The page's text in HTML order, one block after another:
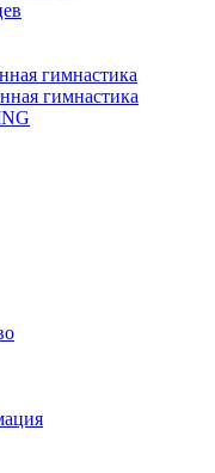
гимнастика
гимнастика